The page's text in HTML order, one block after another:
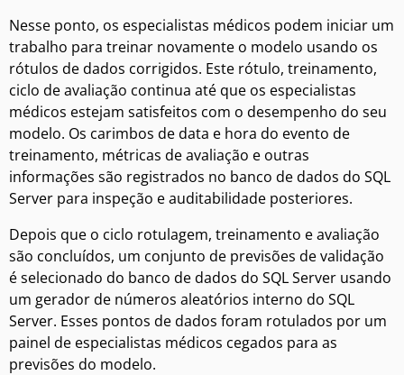
Nesse ponto, os especialistas médicos podem iniciar um
trabalho para treinar novamente o modelo usando os
rótulos de dados corrigidos. Este rótulo, treinamento,
ciclo de avaliação continua até que os especialistas
médicos estejam satisfeitos com o desempenho do seu
modelo. Os carimbos de data e hora do evento de
treinamento, métricas de avaliação e outras
informações são registrados no banco de dados do SQL
Server para inspeção e auditabilidade posteriores.
Depois que o ciclo rotulagem, treinamento e avaliação
são concluídos, um conjunto de previsões de validação
é selecionado do banco de dados do SQL Server usando
um gerador de números aleatórios interno do SQL
Server. Esses pontos de dados foram rotulados por um
painel de especialistas médicos cegados para as
previsões do modelo.